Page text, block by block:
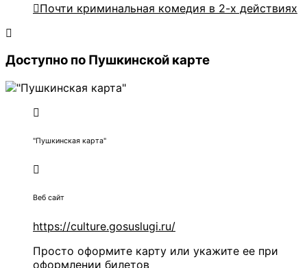
Почти криминальная комедия в 2-х действиях
Доступно по Пушкинской карте
"Пушкинская карта"
Веб сайт
https://culture.gosuslugi.ru/
Просто оформите карту или укажите ее при
оформлении билетов